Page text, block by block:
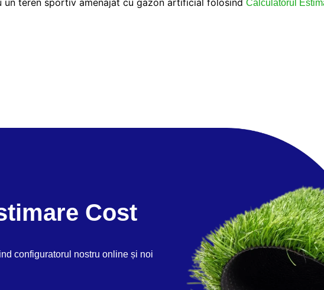
Calculatorul
Cost
configuratorul nostru online și noi